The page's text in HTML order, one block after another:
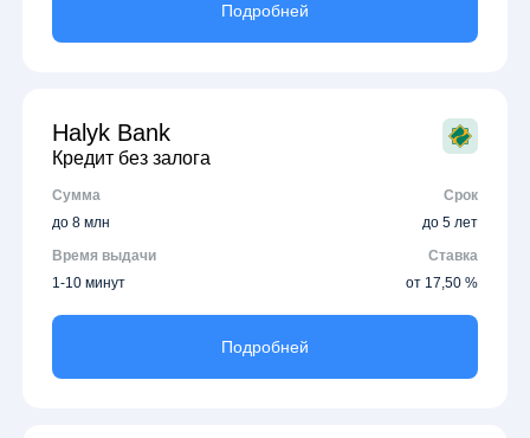
Подробней
Halyk Bank
Кредит без залога
Сумма
Срок
до 8 млн
до 5 лет
Время выдачи
Ставка
1-10 минут
от 17,50 %
Подробней